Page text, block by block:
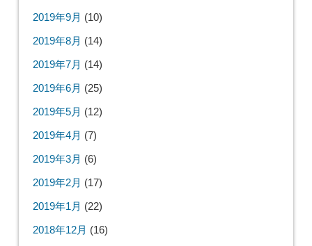
2019年9月 (10)
2019年8月 (14)
2019年7月 (14)
2019年6月 (25)
2019年5月 (12)
2019年4月 (7)
2019年3月 (6)
2019年2月 (17)
2019年1月 (22)
2018年12月 (16)